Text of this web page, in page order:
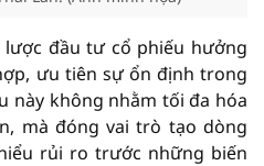
đầu tư cổ phiếu hưởng
ưu tiên sự ổn định trong
này không nhằm tối đa hóa
mà đóng vai trò tạo dòng
rủi ro trước những biến